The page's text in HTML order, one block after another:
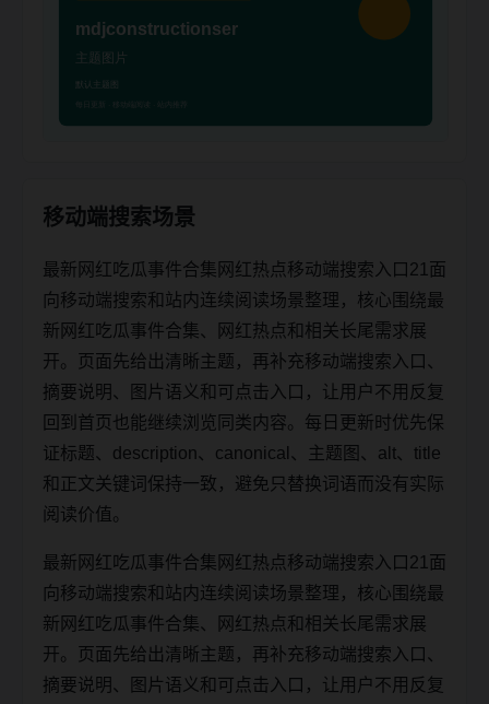
移动端搜索场景
最新网红吃瓜事件合集网红热点移动端搜索入口21面
向移动端搜索和站内连续阅读场景整理，核心围绕最
新网红吃瓜事件合集、网红热点和相关长尾需求展
开。页面先给出清晰主题，再补充移动端搜索入口、
摘要说明、图片语义和可点击入口，让用户不用反复
回到首页也能继续浏览同类内容。每日更新时优先保
证标题、description、canonical、主题图、alt、title
和正文关键词保持一致，避免只替换词语而没有实际
阅读价值。
最新网红吃瓜事件合集网红热点移动端搜索入口21面
向移动端搜索和站内连续阅读场景整理，核心围绕最
新网红吃瓜事件合集、网红热点和相关长尾需求展
开。页面先给出清晰主题，再补充移动端搜索入口、
摘要说明、图片语义和可点击入口，让用户不用反复